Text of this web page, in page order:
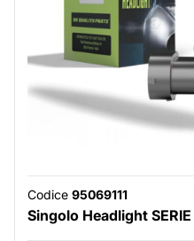
Codice 95069111
Singolo Headlight SERIE